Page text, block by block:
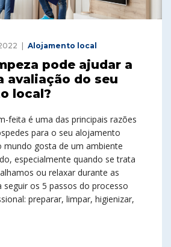
Alojamento local
pode ajudar a
avaliação do seu
local?
feita é uma das principais razões
para o seu alojamento
mundo gosta de um ambiente
especialmente quando se trata
ou relaxar durante as
seguir os 5 passos do processo
preparar, limpar, higienizar,